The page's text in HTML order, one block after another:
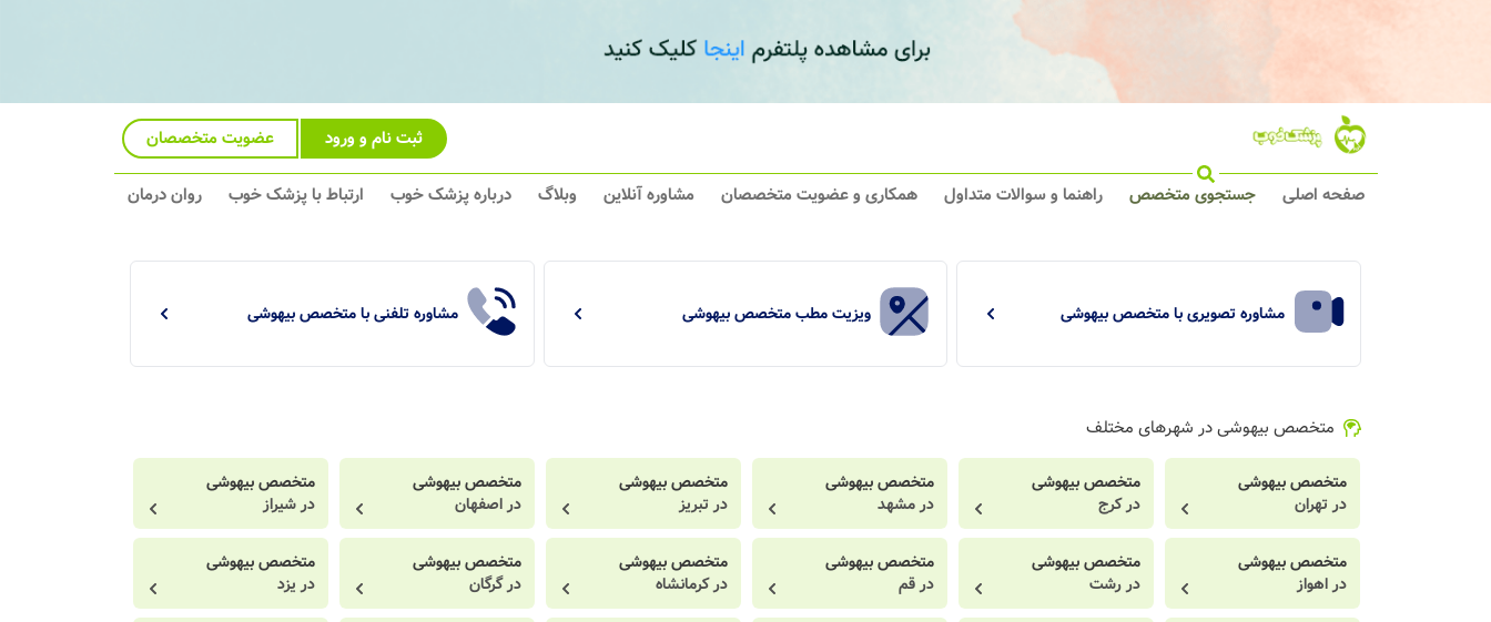
ثبت نام و ورود عضویت متخصصان
صفحه اصلی جستجوی متخصص راهنما و سوالات متداول همکاری و عضویت متخصصان مشاوره آنلاین وبلاگ درباره پزشک خوب ارتباط با پزشک خوب روان درمان
مشاوره تصویری با متخصص بیهوشی ویزیت مطب متخصص بیهوشی مشاوره تلفنی با متخصص بیهوشی
متخصص بیهوشی در شهرهای مختلف
متخصص بیهوشی
در تهران
متخصص بیهوشی
در کرج
متخصص بیهوشی
در مشهد
متخصص بیهوشی
در تبریز
متخصص بیهوشی
در اصفهان
متخصص بیهوشی
در شیراز
متخصص بیهوشی
در اهواز
متخصص بیهوشی
در رشت
متخصص بیهوشی
در قم
متخصص بیهوشی
در کرمانشاه
متخصص بیهوشی
در گرگان
متخصص بیهوشی
در یزد